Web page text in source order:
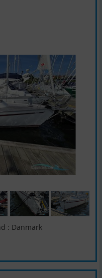
: Danmark